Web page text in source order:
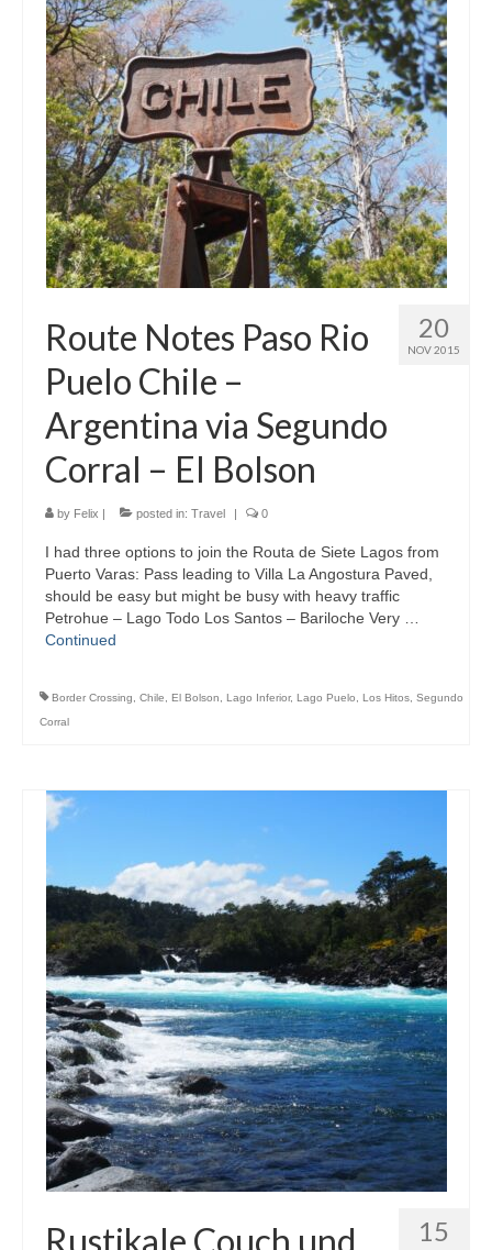
20
NOV 2015
Route Notes Paso Rio
Puelo Chile –
Argentina via Segundo
Corral – El Bolson
by Felix | posted in: Travel | 0
I had three options to join the Routa de Siete Lagos from
Puerto Varas: Pass leading to Villa La Angostura Paved,
should be easy but might be busy with heavy traffic
Petrohue – Lago Todo Los Santos – Bariloche Very …
Continued
Border Crossing Chile El Bolson Lago Inferior, Lago Puelo Los Hitos Segundo
Corral
15
Rustikale Couch und